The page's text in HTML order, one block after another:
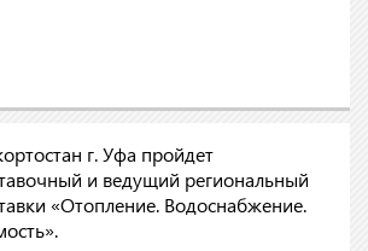
г. Уфа пройдет
и ведущий региональный
«Отопление. Водоснабжение.